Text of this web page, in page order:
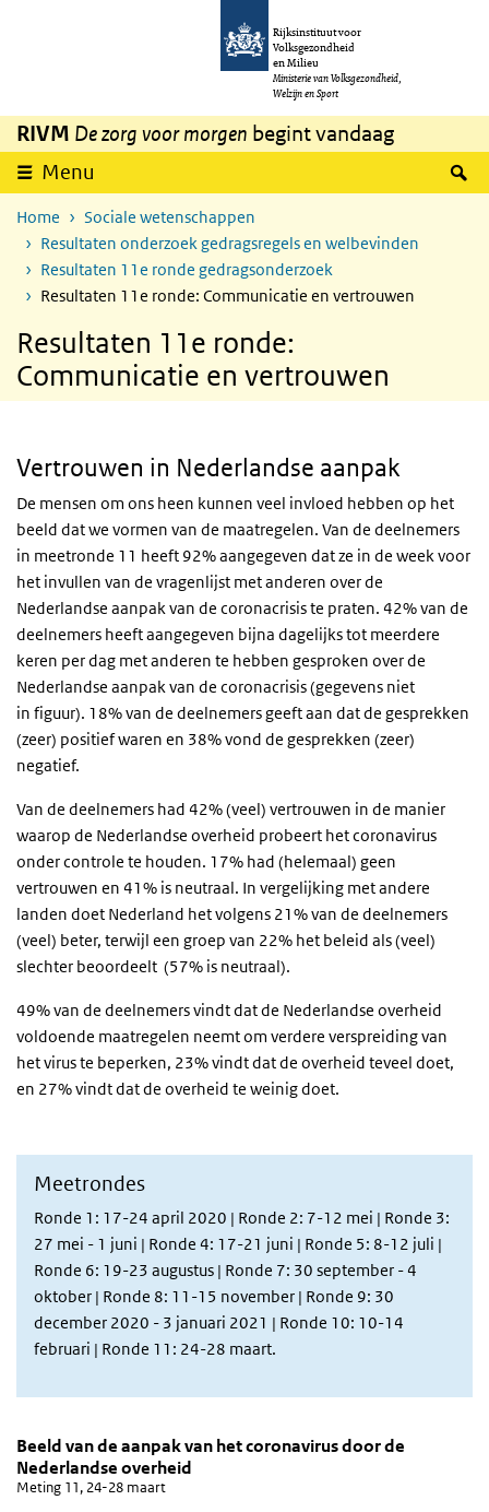
Overslaan en naar de inhoud gaan
Rijksinstituut voor
Volksgezondheid
en Milieu
Ministerie van Volksgezondheid,
Welzijn en Sport
RIVM De zorg voor morgen begint vandaag
Menu
Home
Sociale wetenschappen
Resultaten onderzoek gedragsregels en welbevinden
Resultaten 11e ronde gedragsonderzoek
Resultaten 11e ronde: Communicatie en vertrouwen
Resultaten 11e ronde:
Communicatie en vertrouwen
Vertrouwen in Nederlandse aanpak
De mensen om ons heen kunnen veel invloed hebben op het
beeld dat we vormen van de maatregelen. Van de deelnemers
in meetronde 11 heeft 92%aangegeven dat ze in de week voor
het invullen van de vragenlijst met anderen over de
Nederlandse aanpak van de coronacrisis te praten. 42% van de
deelnemers heeft aangegeven bijna dagelijks tot meerdere
keren per dag met anderen te hebben gesproken over de
Nederlandse aanpak van de coronacrisis (gegevens niet
in figuur). 18% van de deelnemers geeft aan dat de gesprekken
(zeer) positief waren en 38% vond de gesprekken (zeer)
negatief.
Van de deelnemers had 42% (veel) vertrouwen in de manier
waarop de Nederlandse overheid probeert het coronavirus
onder controle te houden. 17% had (helemaal) geen
vertrouwen en 41% is neutraal. In vergelijking met andere
landen doet Nederland het volgens 21% van de deelnemers
(veel) beter, terwijl een groep van 22% het beleid als (veel)
slechter beoordeelt (57% is neutraal).
49% van de deelnemers vindt dat de Nederlandse overheid
voldoende maatregelen neemt om verdere verspreiding van
het virus te beperken, 23% vindt dat de overheid teveel doet,
en 27% vindt dat de overheid te weinig doet.
Meetrondes
Ronde 1: 17-24 april 2020 | Ronde 2: 7-12 mei | Ronde 3:
27 mei - 1 juni | Ronde 4: 17-21 juni | Ronde 5: 8-12 juli |
Ronde 6: 19-23 augustus | Ronde 7: 30 september - 4
oktober | Ronde 8: 11-15 november | Ronde 9: 30
december 2020 - 3 januari 2021 | Ronde 10: 10-14
februari | Ronde 11: 24-28 maart.
Vertrouwen in Nederlandse aanpak
Sla de grafiek 'Beeld van de aanpak van het coronavirus door de
Beeld van de aanpak van het coronavirus door de
Staaf grafiek met 5 reeksen.
Meting 11, 24-28 maart
Beeld van de aanpak van het coronavirus door de
Nederlandse overheid
Meting 11, 24-28 maart